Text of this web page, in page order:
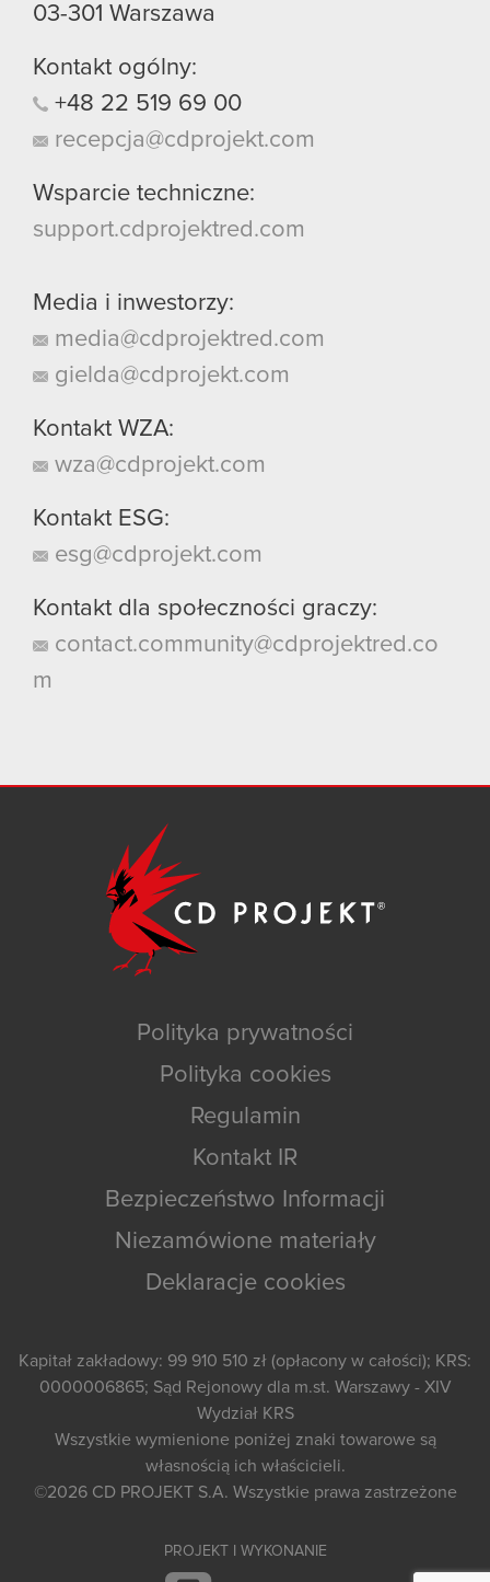
03-301 Warszawa
Kontakt ogólny:
+48 22 519 69 00
recepcja@cdprojekt.com
Wsparcie techniczne:
support.cdprojektred.com
Media i inwestorzy:
media@cdprojektred.com
gielda@cdprojekt.com
Kontakt WZA:
wza@cdprojekt.com
Kontakt ESG:
esg@cdprojekt.com
Kontakt dla społeczności graczy:
contact.community@cdprojektred.co
m
Polityka prywatności
Polityka cookies
Regulamin
Kontakt IR
Bezpieczeństwo Informacji
Niezamówione materiały
Deklaracje cookies
Kapitał zakładowy: 99 910 510 zł (opłacony w całości); KRS:
0000006865; Sąd Rejonowy dla m.st. Warszawy - XIV
Wydział KRS
Wszystkie wymienione poniżej znaki towarowe są
własnością ich właścicieli.
©2026 CD PROJEKT S.A. Wszystkie prawa zastrzeżone
PROJEKT I WYKONANIE